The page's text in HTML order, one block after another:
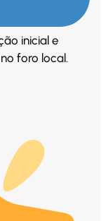
inicial e
foro local.